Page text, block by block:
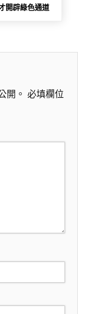
開辟綠色通道
開。 必填欄位